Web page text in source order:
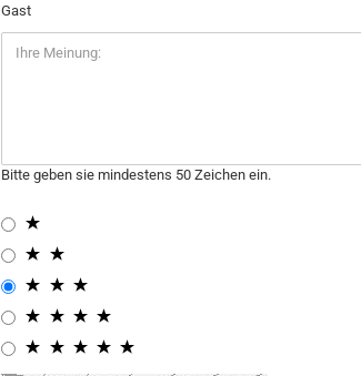
Gast
Bitte geben sie mindestens 50 Zeichen ein.